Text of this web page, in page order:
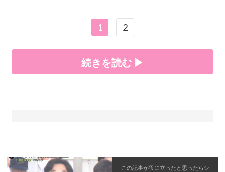
1 2
続きを読む ▶
この記事が役に立ったと思ったらシ